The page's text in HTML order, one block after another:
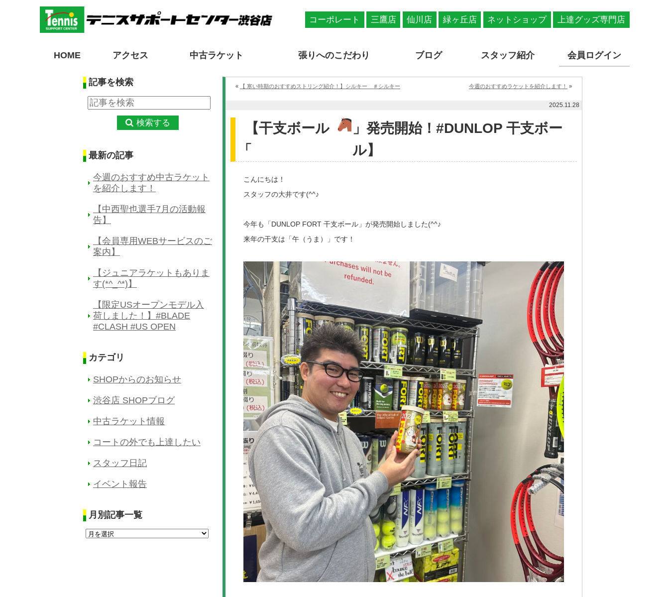
コーポレート 三鷹店 仙川店 緑ヶ丘店 ネットショップ 上達グッズ専門店
HOME アクセス 中古ラケット 張りへのこだわり ブログ スタッフ紹介 会員ログイン
記事を検索
検索する
最新の記事
今週のおすすめ中古ラケット
を紹介します！
【中西聖也選手7月の活動報
告】
【会員専用WEBサービスのご
案内】
【ジュニアラケットもありま
す(*^_^*)】
【限定USオープンモデル入
荷しました！】#BLADE
#CLASH #US OPEN
カテゴリ
SHOPからのお知らせ
渋谷店 SHOPブログ
中古ラケット情報
コートの外でも上達したい
スタッフ日記
イベント報告
月別記事一覧
« 【 寒い時期のおすすめストリング紹介！】シルキー ＃シルキー 今週のおすすめラケットを紹介します！ »
2025.11.28
【干支ボール
「
」発売開始！#DUNLOP 干支ボー
ル】
こんにちは！
スタッフの大井です(^^♪
今年も「DUNLOP FORT 干支ボール」が発売開始しました(^^♪
来年の干支は「午（うま）」です！